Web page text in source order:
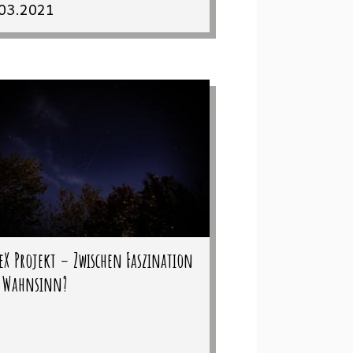
Projekt – Zwischen Faszination